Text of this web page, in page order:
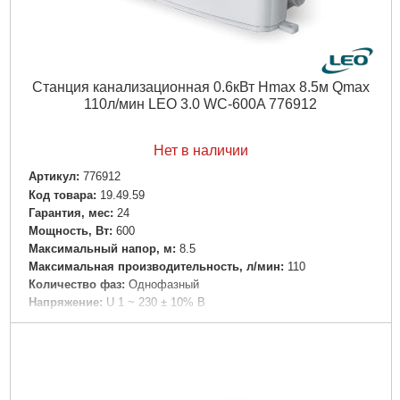
Подробнее...
Станция канализационная 0.6кВт Hmax 8.5м Qmax
110л/мин LEO 3.0 WC-600A 776912
Нет в наличии
Артикул: 776912
Код товара: 19.49.59
Гарантия, мес: 24
Мощность, Вт: 600
Максимальный напор, м: 8.5
Максимальная производительность, л/мин: 110
Количество фаз: Однофазный
Напряжение: U 1 ~ 230 ± 10% В
Номинальная сила тока, I(А): 3.0